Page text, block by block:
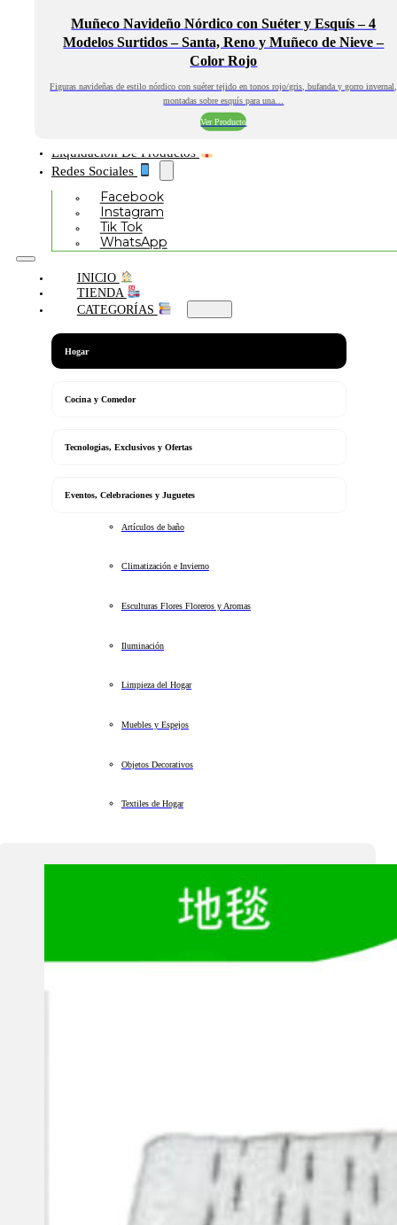
Muñeco Navideño Nórdico con Suéter y Esquís – 4
Modelos Surtidos – Santa, Reno y Muñeco de Nieve –
Color Rojo
Figuras navideñas de estilo nórdico con suéter tejido en tonos rojo/gris, bufanda y gorro invernal,
montadas sobre esquís para una…
Ver Producto
Liquidación De Productos
Redes Sociales
Facebook
Instagram
Tik Tok
WhatsApp
INICIO
TIENDA
CATEGORÍAS
Hogar
Cocina y Comedor
Tecnologias, Exclusivos y Ofertas
Eventos, Celebraciones y Juguetes
Artículos de baño
Climatización e Invierno
Esculturas Flores Floreros y Aromas
Iluminación
Limpieza del Hogar
Muebles y Espejos
Objetos Decorativos
Textiles de Hogar